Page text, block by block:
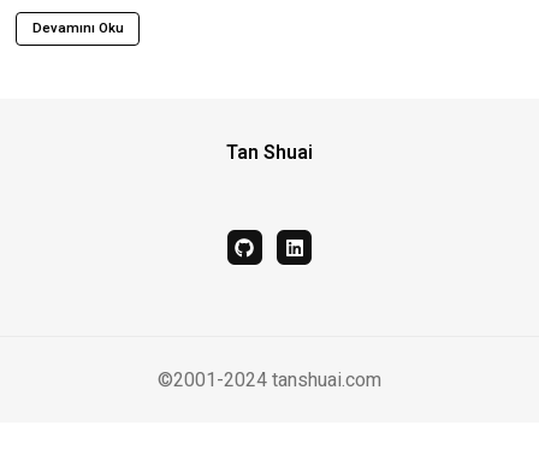
Devamını Oku
Tan Shuai
githublinkedin
©2001-2024 tanshuai.com